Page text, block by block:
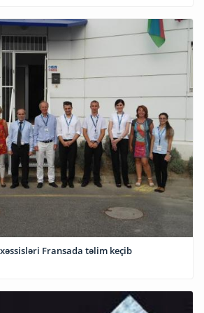
Fransada təlim keçib